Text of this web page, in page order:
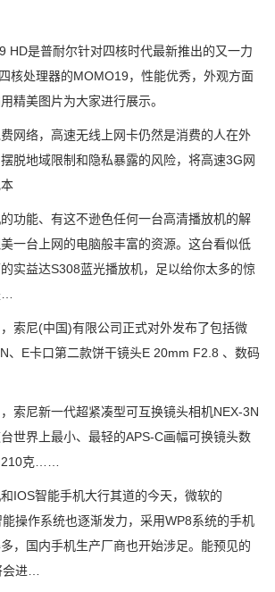
是普耐尔针对四核时代最新推出的又一力
核处理器的MOMO19，性能优秀，外观方面
精美图片为大家进行展示。
络，高速无线上网卡仍然是消费的人在外
脱地域限制和隐私暴露的风险，将高速3G网
能、有这不逊色任何一台高清播放机的解
一台上网的电脑般丰富的资源。这台看似低
实益达S308蓝光播放机，足以给你太多的惊
尼(中国)有限公司正式对外发布了包括微
、E卡口第二款饼干镜头E 20mm F2.8 、数码
尼新一代超紧凑型可互换镜头相机NEX-3N
世界上最小、最轻的APS-C画幅可换镜头数
210克……
智能手机大行其道的今天，微软的
操作系统也逐渐发力，采用WP8系统的手机
，国内手机生产厂商也开始涉足。能预见的
进…